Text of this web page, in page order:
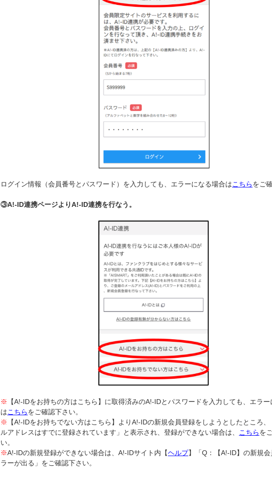
ログイン情報（会員番号とパスワード）を入力しても、エラーになる場合はこちらをご
③A!-ID連携ページよりA!-ID連携を行なう。
※
【A!-IDをお持ちの方はこちら】に取得済みのA!-IDとパスワードを入力しても、エラー
はこちらをご確認下さい。
※
【A!-IDをお持ちでない方はこちら】よりA!-IDの新規会員登録をしようとしたところ、
ルアドレスはすでに登録されています」と表示され、登録ができない場合は、
こちらを
い。
※A!-IDの新規登録ができない場合は、A!-IDサイト内【ヘルプ】「Q：【A!-ID】の新規
ラーが出る」をご確認下さい。